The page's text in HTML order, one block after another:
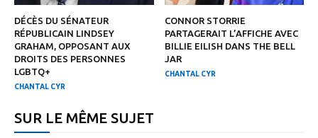
DÉCÈS DU SÉNATEUR
RÉPUBLICAIN LINDSEY
GRAHAM, OPPOSANT AUX
DROITS DES PERSONNES
LGBTQ+
CHANTAL CYR
CONNOR STORRIE
PARTAGERAIT L’AFFICHE AVEC
BILLIE EILISH DANS THE BELL
JAR
CHANTAL CYR
SUR LE MÊME SUJET